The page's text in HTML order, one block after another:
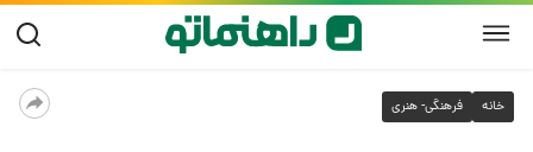
خانه فرهنگی- هنری